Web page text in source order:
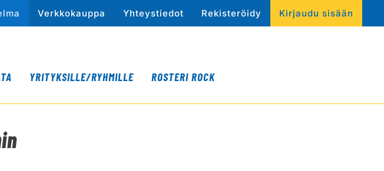
Verkkokauppa Yhteystiedot Rekisteröidy Kirjaudu sisään
YRITYKSILLE/RYHMILLE ROSTERI ROCK